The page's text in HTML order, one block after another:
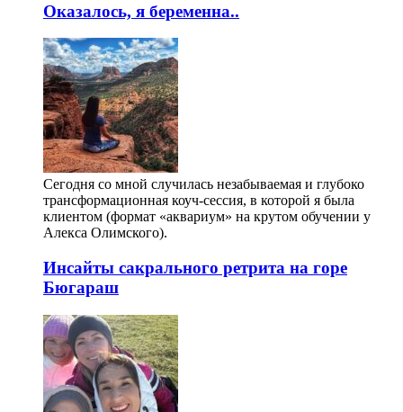
Оказалось, я беременна..
Сегодня со мной случилась незабываемая и глубоко
трансформационная коуч-сессия, в которой я была
клиентом (формат «аквариум» на крутом обучении у
Алекса Олимского).
Инсайты сакрального ретрита на горе
Бюгараш